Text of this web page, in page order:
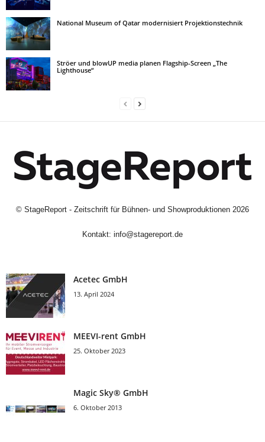
National Museum of Qatar modernisiert Projektionstechnik
Ströer und blowUP media planen Flagship-Screen „The
Lighthouse“
© StageReport - Zeitschrift für Bühnen- und Showproduktionen 2026
Kontakt: info@stagereport.de
Acetec GmbH
13. April 2024
MEEVI-rent GmbH
25. Oktober 2023
Magic Sky® GmbH
6. Oktober 2013